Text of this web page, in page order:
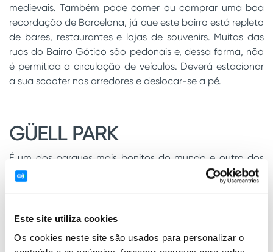
Este site utiliza cookies
Os cookies neste site são usados para personalizar o
medievais. Também pode comer ou comprar uma boa
recordação de Barcelona, já que este bairro está repleto
de bares, restaurantes e lojas de souvenirs. Muitas das
ruas do Bairro Gótico são pedonais e, dessa forma, não
é permitida a circulação de veículos. Deverá estacionar
a sua scooter nos arredores e deslocar-se a pé.
GÜELL PARK
É um dos parques mais bonitos do mundo e outro dos
locais imprescindíveis para desfrutar da cidade de
Barcelona. Foi declarado Património da Humanidade em
Gaudí e foi inspirado nas formas onduladas da natureza.
visitantes, é justamente a Plaza de la Naturaleza, que